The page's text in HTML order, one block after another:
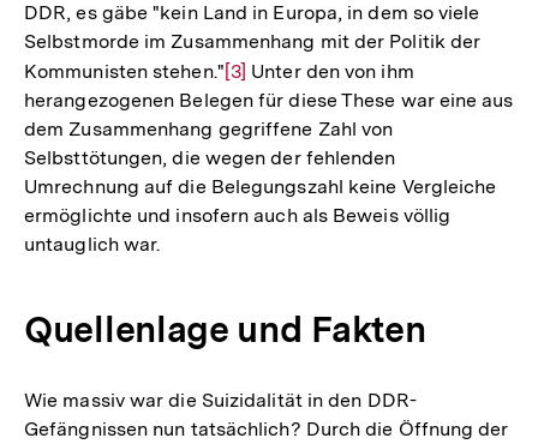
Fußnote
DDR, es gäbe "kein Land in Europa, in dem so viele
Selbstmorde im Zusammenhang mit der Politik der
Kommunisten stehen."Zur
Auflösung
der
Fußnote
[3] Unter den von ihm
herangezogenen Belegen für diese These war eine aus
dem Zusammenhang gegriffene Zahl von
Selbsttötungen, die wegen der fehlenden
Umrechnung auf die Belegungszahl keine Vergleiche
ermöglichte und insofern auch als Beweis völlig
untauglich war.
Quellenlage und Fakten
Wie massiv war die Suizidalität in den DDR-
Gefängnissen nun tatsächlich? Durch die Öffnung der